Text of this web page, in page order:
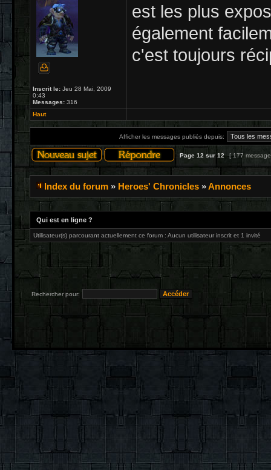
Inscrit le: Jeu 28 Mai, 2009
0:43
Messages: 316
est les plus
également
c'est toujours
Haut
Afficher les messages publiés depuis:
Page 12 sur12 [ 177
Index du forum » Heroes' Chronicles »Annonces
Qui est en ligne ?
Utilisateur(s) parcourant actuellement ce forum : Aucun utilisateur inscrit et 1 invité
Rechercher pour: